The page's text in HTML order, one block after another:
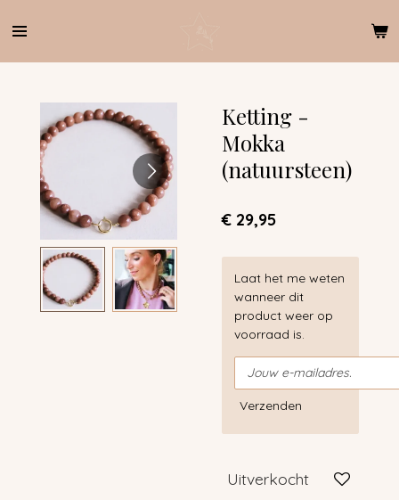
direct
Ketting -
Mokka
(natuursteen)
€ 29,95
Laat het me weten
wanneer dit
product weer op
voorraad is.
Verzenden
Uitverkocht